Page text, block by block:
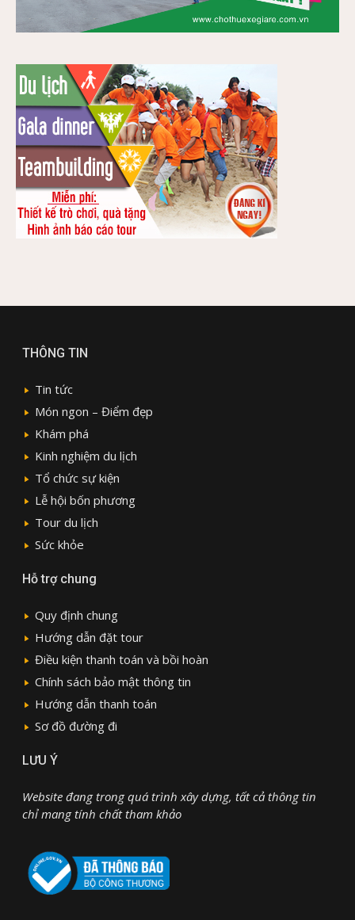
THÔNG TIN
Tin tức
Món ngon – Điểm đẹp
Khám phá
Kinh nghiệm du lịch
Tổ chức sự kiện
Lễ hội bốn phương
Tour du lịch
Sức khỏe
Hỗ trợ chung
Quy định chung
Hướng dẫn đặt tour
Điều kiện thanh toán và bồi hoàn
Chính sách bảo mật thông tin
Hướng dẫn thanh toán
Sơ đồ đường đi
LƯU Ý
Website đang trong quá trình xây dựng, tất cả thông tin
chỉ mang tính chất tham khảo